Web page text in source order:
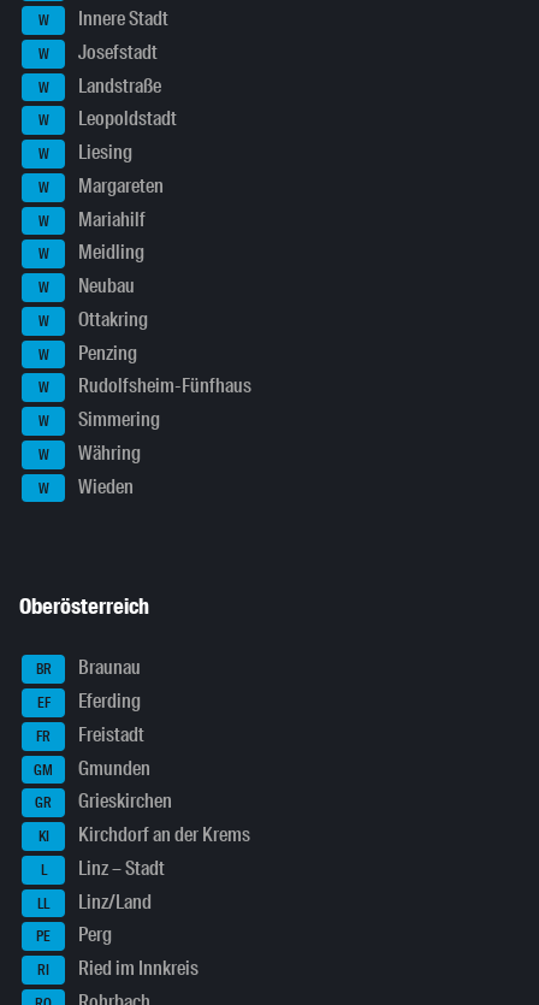
W Innere Stadt
W Josefstadt
W Landstraße
W Leopoldstadt
W Liesing
W Margareten
W Mariahilf
W Meidling
W Neubau
W Ottakring
W Penzing
W Rudolfsheim-Fünfhaus
W Simmering
W Währing
W Wieden
Oberösterreich
BR Braunau
EF Eferding
FR Freistadt
GM Gmunden
GR Grieskirchen
KI Kirchdorf an der Krems
L Linz – Stadt
LL Linz/Land
PE Perg
RI Ried im Innkreis